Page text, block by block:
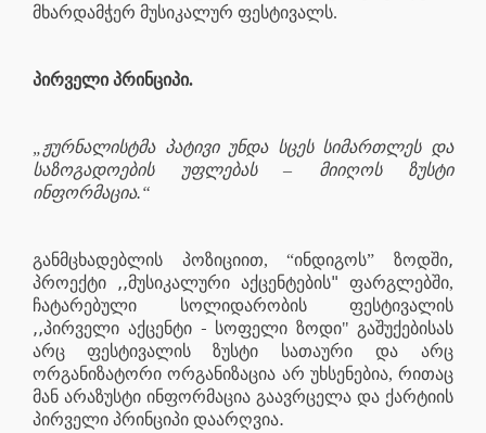
მხარდამჭერ მუსიკალურ ფესტივალს.
პირველი პრინციპი.
„ჟურნალისტმა პატივი უნდა სცეს სიმართლეს და
საზოგადოების უფლებას – მიიღოს ზუსტი
ინფორმაცია.“
განმცხადებლის პოზიციით, “ინდიგოს” ზოდში,
პროექტი ,,მუსიკალური აქცენტების"
ფარგლებში,
ჩატარებული
სოლიდარობის ფესტივალის
,,პირველი აქცენტი - სოფელი ზოდი" გაშუქებისას
არც ფესტივალის ზუსტი სათაური
და
არც
ორგანიზატორი ორგანიზაცია არ უხსენებია, რითაც
მან არაზუსტი ინფორმაცია გაავრცელა და ქარტიის
პირველი პრინციპი დაარღვია.